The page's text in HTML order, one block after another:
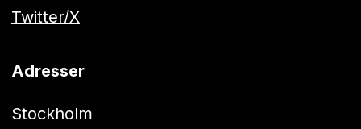
Twitter/X
Adresser
Stockholm